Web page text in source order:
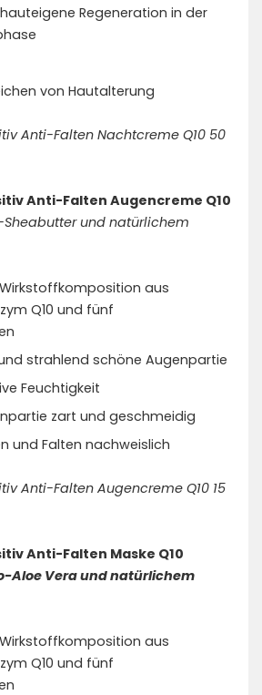
Regeneration in der
von Hautalterung
Anti-Falten Nachtcreme Q10 50
Anti-Falten Augencreme Q10
Sheabutter und natürlichem
aus
Q10 und fünf
strahlend schöne Augenpartie
Feuchtigkeit
zart und geschmeidig
und Falten nachweislich
Anti-Falten Augencreme Q10 15
Anti-Falten Maske Q10
Aloe Vera und natürlichem
aus
Q10 und fünf